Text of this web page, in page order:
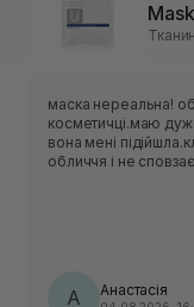
Mask
маска нереальна!
косметичці.маю
вона мені
обличчя і не
А Анастасія